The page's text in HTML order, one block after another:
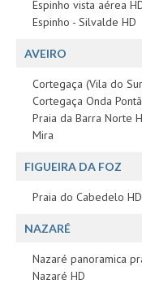
Espinho vista aérea
Espinho - Silvalde HD
AVEIRO
Cortegaça (Vila do
Cortegaça Onda
Praia da Barra Norte
Mira
FIGUEIRA DA FOZ
Praia do Cabedelo HD
NAZARÉ
Nazaré panoramica
Nazaré HD